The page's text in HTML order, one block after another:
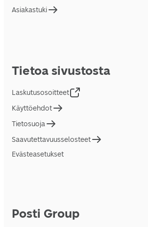
Asiakastuki
Tietoa sivustosta
Laskutusosoitteet
Käyttöehdot
Tietosuoja
Saavutettavuusselosteet
Evästeasetukset
Posti Group